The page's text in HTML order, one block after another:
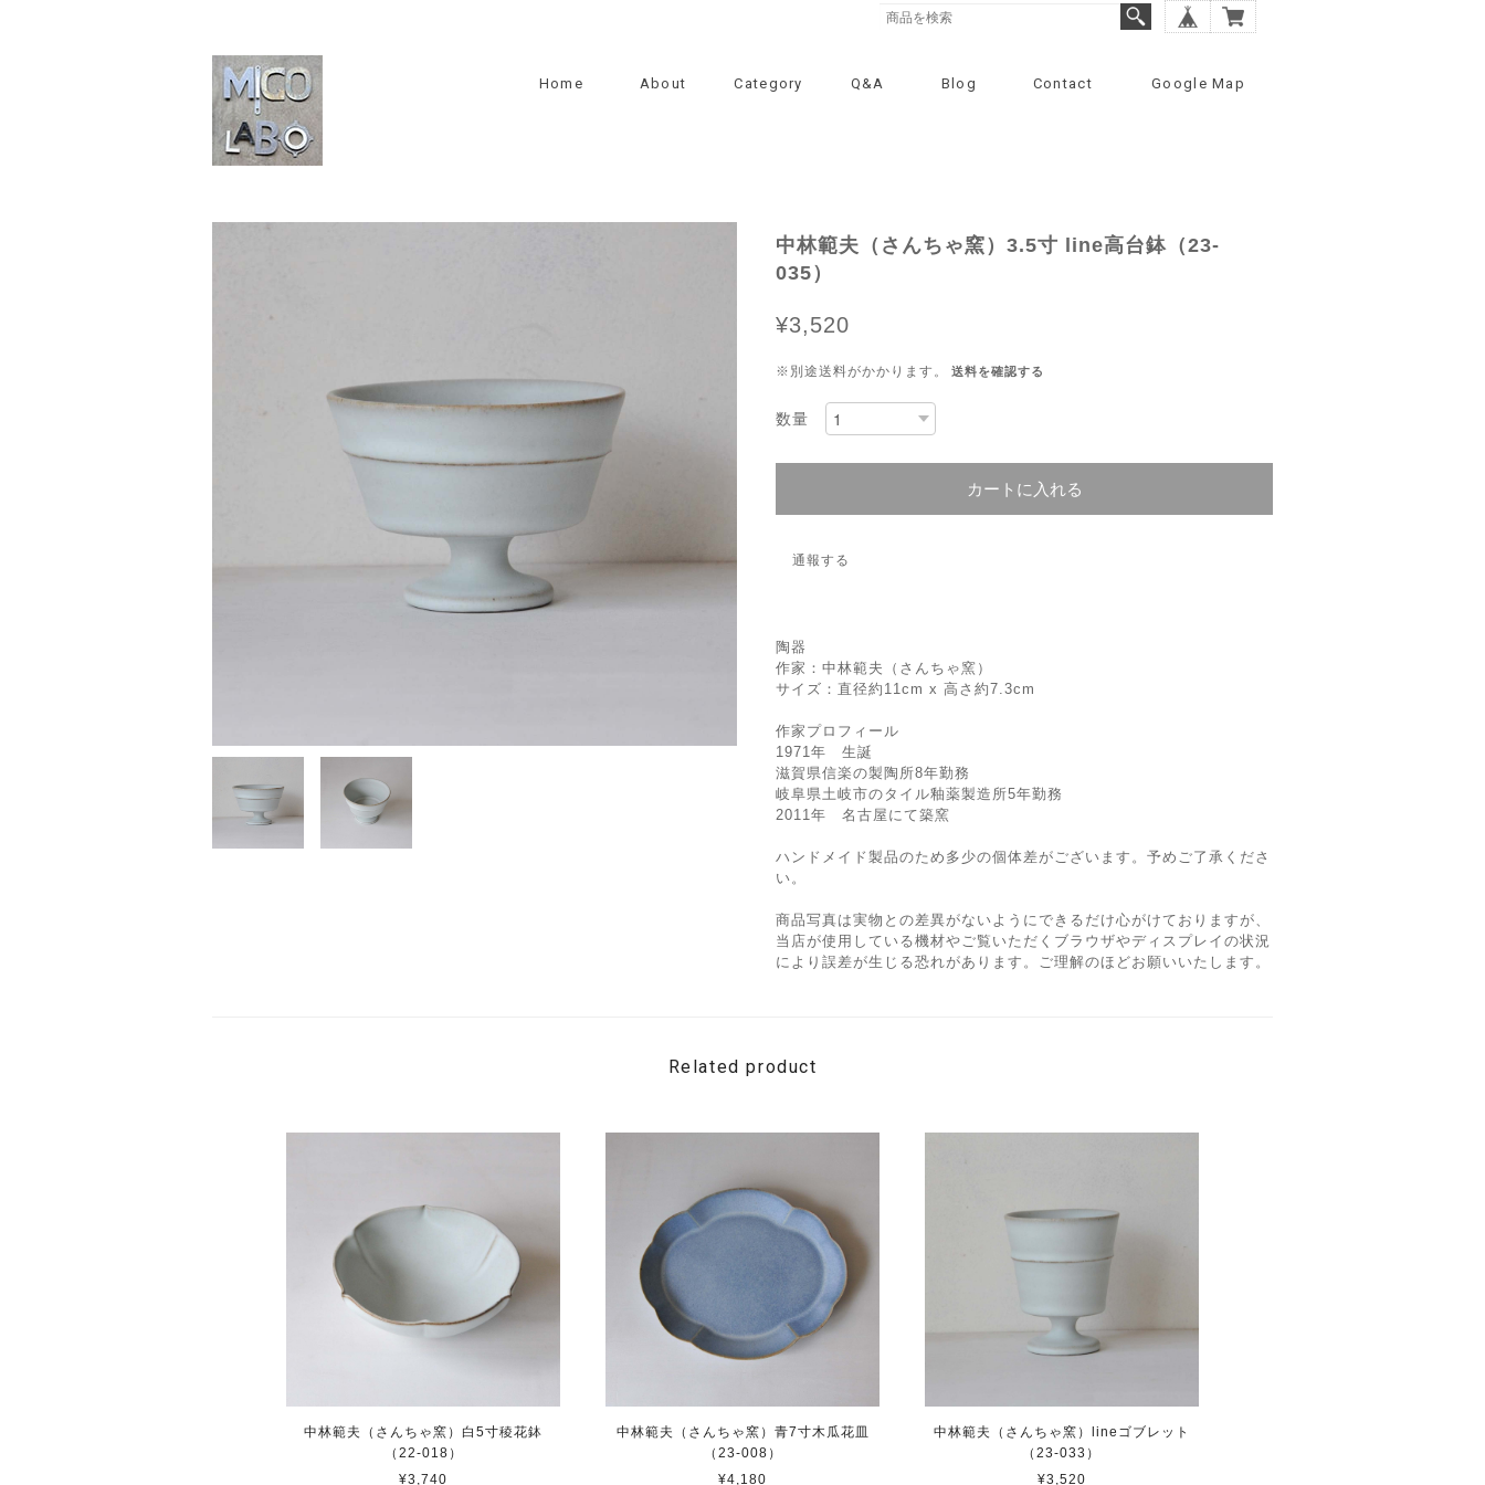
Home About Category Q&A Blog Contact Google Map
中林範夫（さんちゃ窯）3.5寸 line高台鉢（23-
035）
¥3,520
※別途送料がかかります。 送料を確認する
数量
カートに入れる
通報する
陶器
作家：中林範夫（さんちゃ窯）
サイズ：直径約11cm x 高さ約7.3cm
作家プロフィール
1971年 生誕
滋賀県信楽の製陶所8年勤務
岐阜県土岐市のタイル釉薬製造所5年勤務
2011年 名古屋にて築窯
ハンドメイド製品のため多少の個体差がございます。予めご了承くださ
い。
商品写真は実物との差異がないようにできるだけ心がけておりますが、
当店が使用している機材やご覧いただくブラウザやディスプレイの状況
により誤差が生じる恐れがあります。ご理解のほどお願いいたします。
Related product
中林範夫（さんちゃ窯）白5寸稜花鉢
（22-018）
¥3,740
中林範夫（さんちゃ窯）青7寸木瓜花皿
（23-008）
¥4,180
中林範夫（さんちゃ窯）lineゴブレット
（23-033）
¥3,520